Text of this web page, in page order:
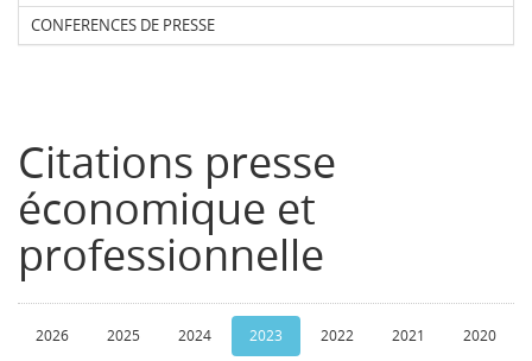
CONFERENCES DE PRESSE
Citations presse
économique et
professionnelle
2026 2025 2024 2023 2022 2021 2020